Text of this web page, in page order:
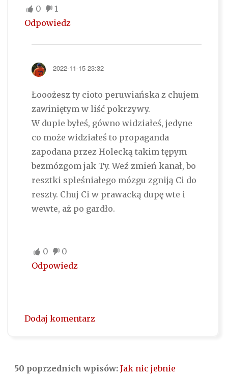
0
1
Odpowiedz
2022-11-15 23:32
Łooożesz ty cioto peruwiańska z chujem
zawiniętym w liść pokrzywy.
W dupie byłeś, gówno widziałeś, jedyne
co może widziałeś to propaganda
zapodana przez Holecką takim tępym
bezmózgom jak Ty. Weź zmień kanał, bo
resztki spleśniałego mózgu zgniją Ci do
reszty. Chuj Ci w prawacką dupę wte i
wewte, aż po gardło.
0
0
Odpowiedz
Dodaj komentarz
50 poprzednich wpisów: Jak nic jebnie